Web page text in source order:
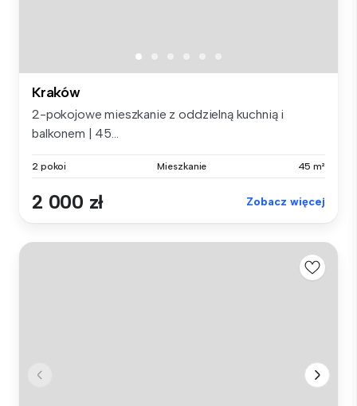
Kraków
2-pokojowe mieszkanie z oddzielną kuchnią i
balkonem | 45...
2 pokoi Mieszkanie 45 m²
2 000 zł Zobacz więcej